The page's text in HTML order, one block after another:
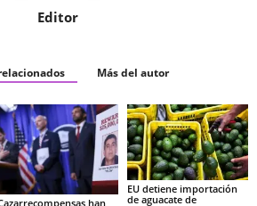
Editor
Más del autor
han
EU detiene importación
de aguacate de